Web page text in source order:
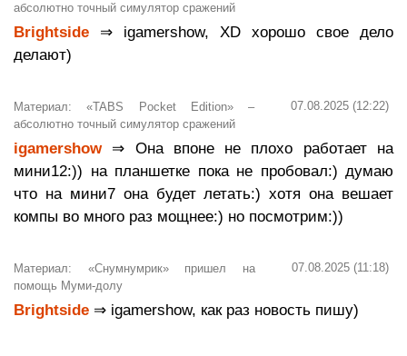
абсолютно точный симулятор сражений
Brightside ⇒ igamershow, XD хорошо свое дело
делают)
07.08.2025 (12:22)
Материал: «TABS Pocket Edition» –
абсолютно точный симулятор сражений
igamershow⇒ Она впоне не плохо работает на
мини12:)) на планшетке пока не пробовал:) думаю
что на мини7 она будет летать:) хотя она вешает
компы во много раз мощнее:) но посмотрим:))
07.08.2025 (11:18)
Материал: «Снумнумрик» пришел на
помощь Муми-долу
Brightside ⇒ igamershow, как раз новость пишу)